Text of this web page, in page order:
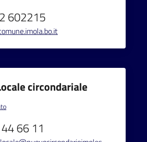
602215
circondariale
66 11